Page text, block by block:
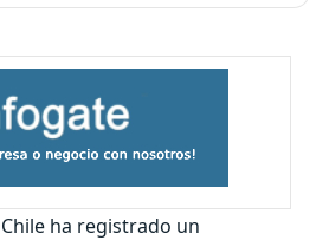
ha registrado un